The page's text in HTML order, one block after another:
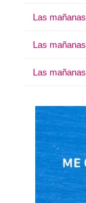
Las mañanas
Las mañanas
Las mañanas